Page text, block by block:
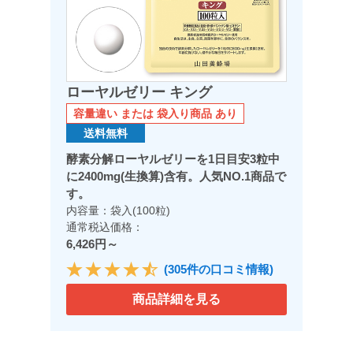
ローヤルゼリー キング
容量違い または 袋入り商品 あり
送料無料
酵素分解ローヤルゼリーを1日目安3粒中
に2400mg(生換算)含有。人気NO.1商品で
す。
内容量：袋入(100粒)
通常税込価格：
6,426円～
(305件の口コミ情報)
商品詳細を見る